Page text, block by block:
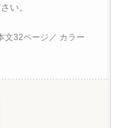
い。
文32ページ／ カラー